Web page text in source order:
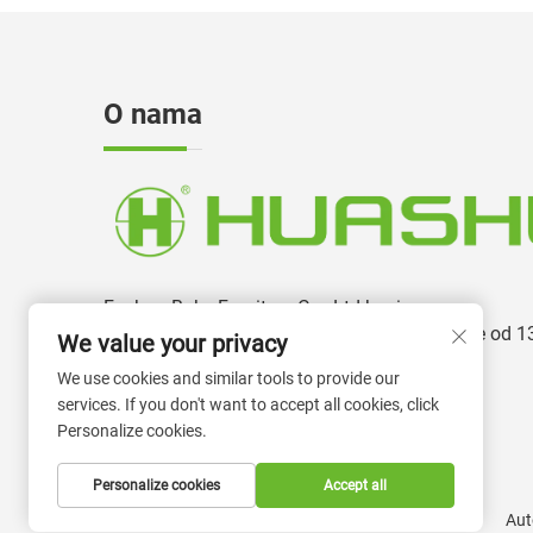
O nama
Foshan Boke Furniture Co., Ltd bavi se
proizvodnjom i razvojem uredskih stolica više od
godina.
We value your privacy
We use cookies and similar tools to provide our
services. If you don't want to accept all cookies, click
Personalize cookies.
Personalize cookies Accept all